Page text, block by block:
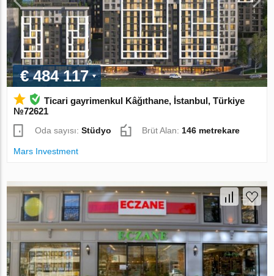
€ 484 117
Ticari gayrimenkul Kâğıthane, İstanbul, Türkiye
№72621
Oda sayısı:Stüdyo Brüt Alan: 146 metrekare
Mars Investment